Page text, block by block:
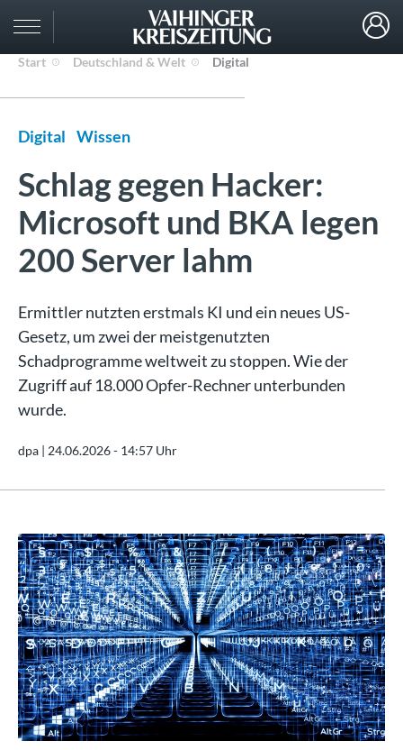
Start Deutschland & Welt Digital
Digital Wissen
Schlag gegen Hacker:
Microsoft und BKA legen
200 Server lahm
Ermittler nutzten erstmals KI und ein neues US-
Gesetz, um zwei der meistgenutzten
Schadprogramme weltweit zu stoppen. Wie der
Zugriff auf 18.000 Opfer-Rechner unterbunden
wurde.
dpa | 24.06.2026 - 14:57 Uhr